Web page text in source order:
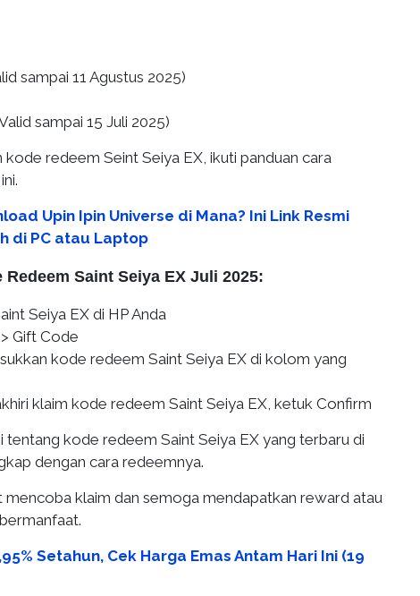
sampai 11 Agustus 2025)
sampai 15 Juli 2025)
kode redeem Seint Seiya EX, ikuti panduan cara
Upin Ipin Universe di Mana? Ini Link Resmi
di PC atau Laptop
Saint Seiya EX Juli 2025:
Seiya EX di HP Anda
Gift Code
kode redeem Saint Seiya EX di kolom yang
klaim kode redeem Saint Seiya EX, ketuk Confirm
tentang kode redeem Saint Seiya EX yang terbaru di
dengan cara redeemnya.
mencoba klaim dan semoga mendapatkan reward atau
Setahun, Cek Harga Emas Antam Hari Ini (19